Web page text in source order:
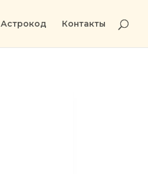
Астрокод Контакты